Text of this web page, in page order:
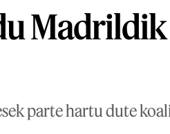
Madrildik
parte hartu dute